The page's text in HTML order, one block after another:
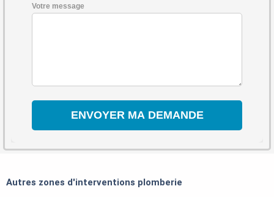
Votre message
Autres zones d'interventions plomberie